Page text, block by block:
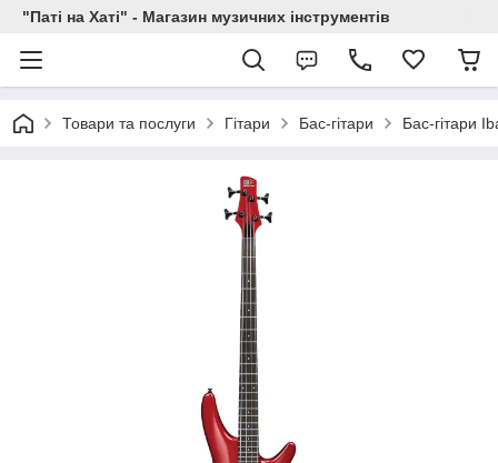
"Паті на Хаті" - Магазин музичних інструментів
Товари та послуги Гітари Бас-гітари Бас-гітари